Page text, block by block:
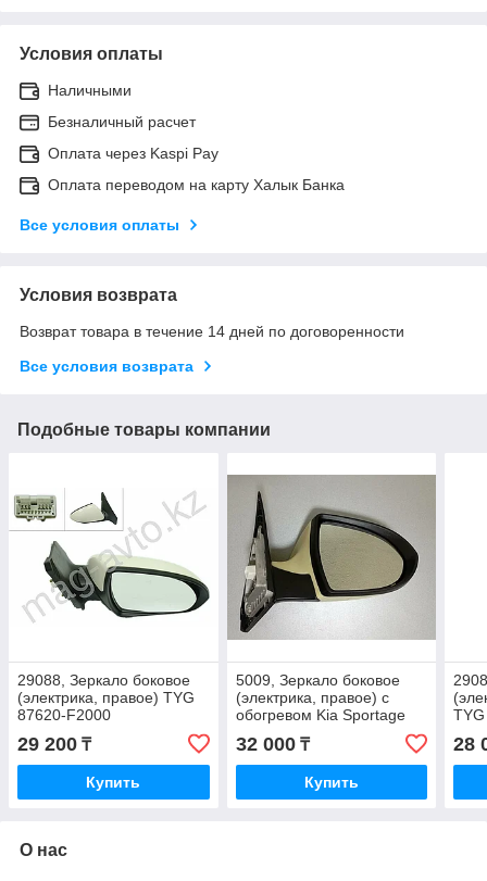
Условия оплаты
Наличными
Безналичный расчет
Оплата через Kaspi Pay
Оплата переводом на карту Халык Банка
Все условия оплаты
Условия возврата
Возврат товара в течение 14 дней по договоренности
Все условия возврата
Подобные товары компании
29088, Зеркало боковое
(электрика, правое) TYG
87620-F2000
29 200 ₸
Купить
5009, Зеркало боковое
(электрика, правое) с
обогревом Kia Sportage
New (2010-2016) 87620-
3W010
32 000₸
Купить
28
О нас